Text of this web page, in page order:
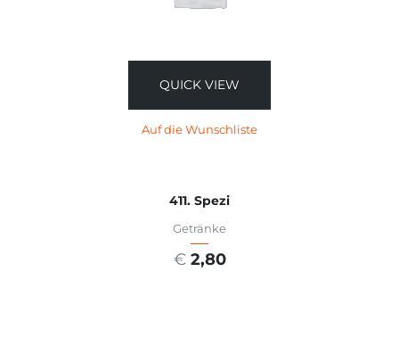
QUICK VIEW
Auf die Wunschliste
411. Spezi
Getränke
€ 2,80